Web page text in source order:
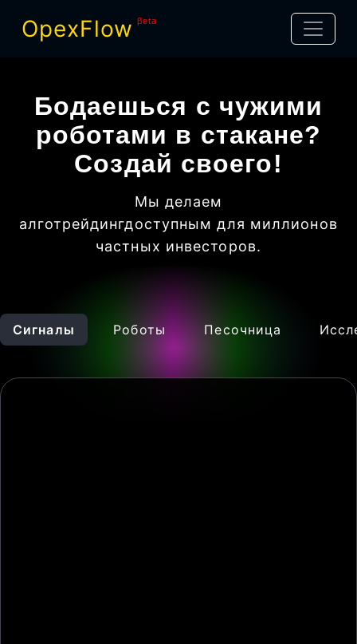
OpexFlow βeta
Бодаешься с чужими
роботами в стакане?
Создай своего!
Мы делаем
алготрейдингдоступным для миллионов
частных инвесторов.
Сигналы Роботы Песочница